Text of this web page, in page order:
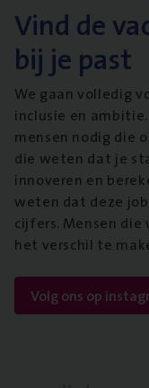
Vind de
bij je past
We gaan volledig
inclusie en
mensen nodig die
die weten dat je
innoveren en
weten dat deze
cijfers. Mensen
het verschil te
Volg ons op